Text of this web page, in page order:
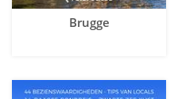
Brugge